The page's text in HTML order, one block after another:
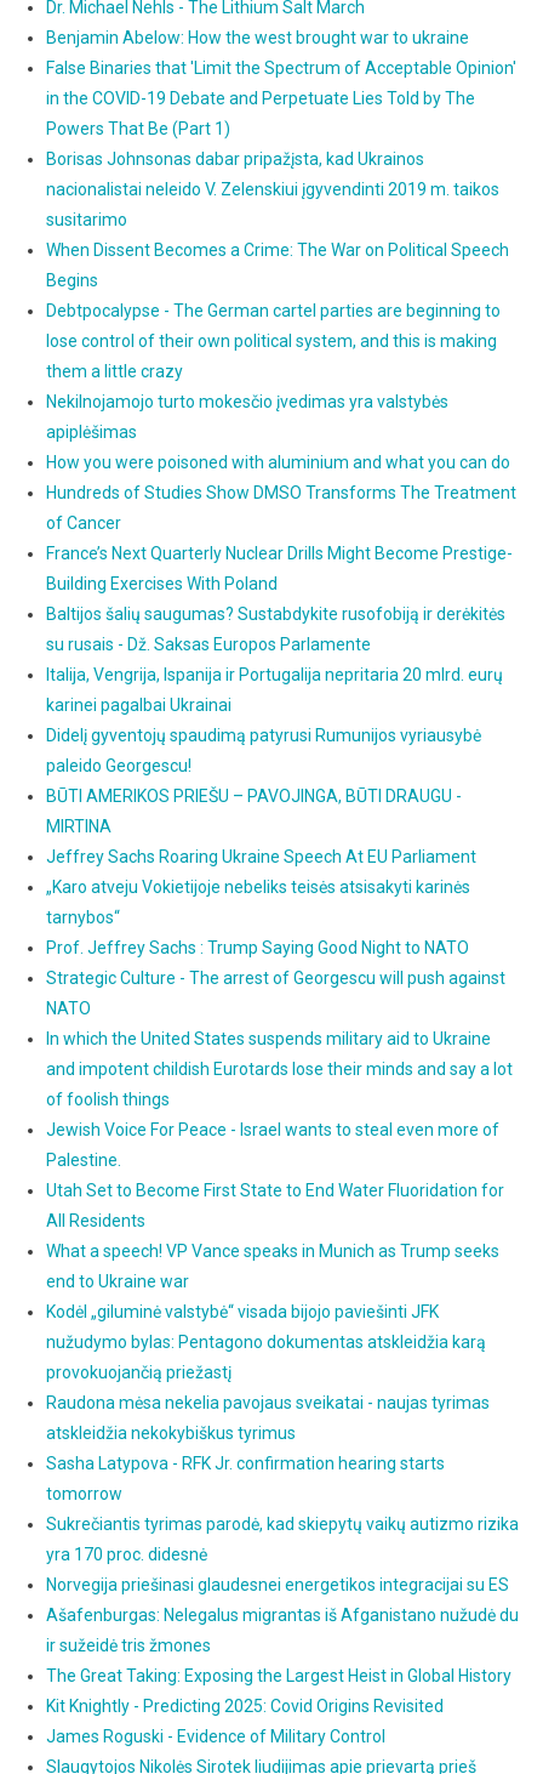
Dr. Michael Nehls - The Lithium Salt March
Benjamin Abelow: How the west brought war to ukraine
False Binaries that 'Limit the Spectrum of Acceptable Opinion'
in the COVID-19 Debate and Perpetuate Lies Told by The
Powers That Be (Part 1)
Borisas Johnsonas dabar pripažįsta, kad Ukrainos
nacionalistai neleido V. Zelenskiui įgyvendinti 2019 m. taikos
susitarimo
When Dissent Becomes a Crime: The War on Political Speech
Begins
Debtpocalypse - The German cartel parties are beginning to
lose control of their own political system, and this is making
them a little crazy
Nekilnojamojo turto mokesčio įvedimas yra valstybės
apiplėšimas
How you were poisoned with aluminium and what you can do
Hundreds of Studies Show DMSO Transforms The Treatment
of Cancer
France’s Next Quarterly Nuclear Drills Might Become Prestige-
Building Exercises With Poland
Baltijos šalių saugumas? Sustabdykite rusofobiją ir derėkitės
su rusais - Dž. Saksas Europos Parlamente
Italija, Vengrija, Ispanija ir Portugalija nepritaria 20 mlrd. eurų
karinei pagalbai Ukrainai
Didelį gyventojų spaudimą patyrusi Rumunijos vyriausybė
paleido Georgescu!
BŪTI AMERIKOS PRIEŠU – PAVOJINGA, BŪTI DRAUGU -
MIRTINA
Jeffrey Sachs Roaring Ukraine Speech At EU Parliament
„Karo atveju Vokietijoje nebeliks teisės atsisakyti karinės
tarnybos“
Prof. Jeffrey Sachs : Trump Saying Good Night to NATO
Strategic Culture - The arrest of Georgescu will push against
NATO
In which the United States suspends military aid to Ukraine
and impotent childish Eurotards lose their minds and say a lot
of foolish things
Jewish Voice For Peace - Israel wants to steal even more of
Palestine.
Utah Set to Become First State to End Water Fluoridation for
All Residents
What a speech! VP Vance speaks in Munich as Trump seeks
end to Ukraine war
Kodėl „giluminė valstybė“ visada bijojo paviešinti JFK
nužudymo bylas: Pentagono dokumentas atskleidžia karą
provokuojančią priežastį
Raudona mėsa nekelia pavojaus sveikatai - naujas tyrimas
atskleidžia nekokybiškus tyrimus
Sasha Latypova - RFK Jr. confirmation hearing starts
tomorrow
Sukrečiantis tyrimas parodė, kad skiepytų vaikų autizmo rizika
yra 170 proc. didesnė
Norvegija priešinasi glaudesnei energetikos integracijai su ES
Ašafenburgas: Nelegalus migrantas iš Afganistano nužudė du
ir sužeidė tris žmones
The Great Taking: Exposing the Largest Heist in Global History
Kit Knightly - Predicting 2025: Covid Origins Revisited
James Roguski - Evidence of Military Control
Slaugytojos Nikolės Sirotek liudijimas apie prievartą prieš